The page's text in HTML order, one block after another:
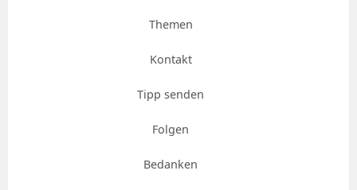
Themen
Kontakt
Tipp senden
Folgen
Bedanken